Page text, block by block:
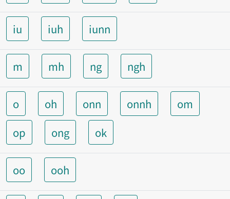
iu iuh iunn
m mh ng ngh
o oh onn onnh
om
op
ong ok
oo ooh